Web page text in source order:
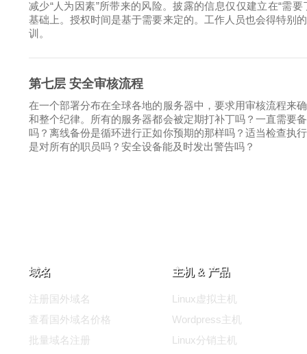
减少“人为因素”所带来的风险。披露的信息仅仅建立在“需要
基础上。授权时间是基于需要来定的。工作人员也会得特别
训。
第七层 安全审核流程
在一个部署分布在全球各地的服务器中，要求用审核流程来
和整个纪律。所有的服务器都会被定期打补丁吗？一直需要
吗？离线备份是循环进行正如你预期的那样吗？适当检查执
是对所有的职员吗？安全设备能及时发出警告吗？
域名
注册国外域名
查看国外域名价格
批量域名注册
主机 & 产品
Linux虚拟主机
Wordpress主机
Linux分销主机